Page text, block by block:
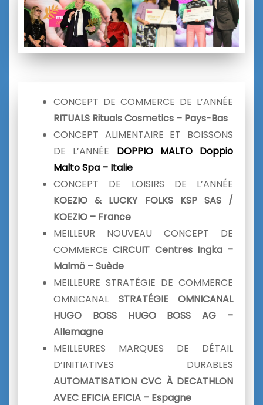
CONCEPT DE COMMERCE DE L’ANNÉE
RITUALS Rituals Cosmetics – Pays-Bas
CONCEPT ALIMENTAIRE ET BOISSONS
DE L’ANNÉE DOPPIO MALTO Doppio
Malto Spa – Italie
CONCEPT DE LOISIRS DE L’ANNÉE
KOEZIO & LUCKY FOLKS KSP SAS /
KOEZIO – France
MEILLEUR NOUVEAU CONCEPT DE
COMMERCECIRCUIT Centres Ingka –
Malmö – Suède
MEILLEURE STRATÉGIE DE COMMERCE
OMNICANAL STRATÉGIE OMNICANAL
HUGO BOSS HUGO BOSS AG –
Allemagne
MEILLEURES MARQUES DE DÉTAIL
D’INITIATIVES DURABLES
AUTOMATISATION CVC À DECATHLON
AVEC EFICIA EFICIA – Espagne